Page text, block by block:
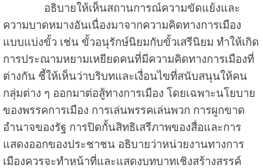
อธิบายให้เห็นสถานการณ์ความขัดแย้งและ
ความบาดหมางอันเนื่องมาจากความคิดทางการเมือง
แบบแบ่งขั้ว เช่น ขั้วอนุรักษ์นิยมกับขั้วเสรีนิยม ทำให้เกิด
การประณามหยามเหยียดคนที่มีความคิดทางการเมืองที่
ต่างกัน ชี้ให้เห็นว่าบริบทและเงื่อนไขที่สนับสนุนให้คน
กลุ่มต่าง ๆ ออกมาต่อสู้ทางการเมือง โดยเฉพาะนโยบาย
ของพรรคการเมือง การเล่นพรรคเล่นพวก การผูกขาด
อำนาจของรัฐ การปิดกั้นสิทธิเสรีภาพของสื่อและการ
แสดงออกของประชาชน อธิบายว่าหน่วยงานทางการ
เมืองควรจะทำหน้าที่และแสดงบทบาทเชิงสร้างสรรค์